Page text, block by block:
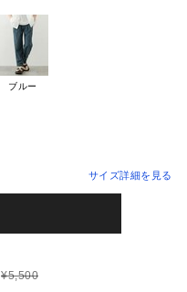
ブルー
サイズ詳細を見る
¥5,500